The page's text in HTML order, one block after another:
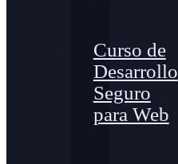
Curso de
Desarrollo
Seguro
para Web